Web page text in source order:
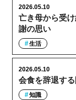
亡き母から受
謝の思い
2026.05.10
生活
会食を辞退す
2026.05.10
知識